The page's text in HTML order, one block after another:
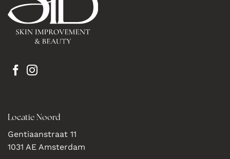
Locatie Noord
Gentiaanstraat 11
1031 AE Amsterdam